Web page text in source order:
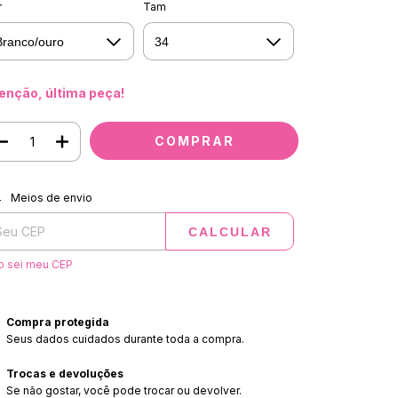
Tam
última peça!
para o CEP:
Meios de envio
CALCULAR
sei meu CEP
Compra protegida
Seus dados cuidados durante toda a compra.
Trocas e devoluções
Se não gostar, você pode trocar ou devolver.